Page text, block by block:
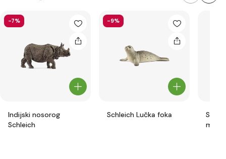
-7%
Indijski nosorog
Schleich
-9%
Schleich Lučka foka